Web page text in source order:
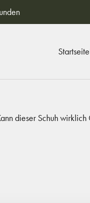
Startseite
dieser Schuh